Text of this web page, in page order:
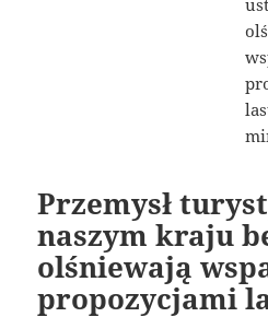
Przemysł
naszym kraju
olśniewają
propozycjami